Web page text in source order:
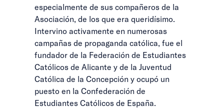
especialmente de sus compañeros de la
Asociación, de los que era queridísimo.
Intervino activamente en numerosas
campañas de propaganda católica, fue el
fundador de la Federación de Estudiantes
Católicos de Alicante y de la Juventud
Católica de la Concepción y ocupó un
puesto en la Confederación de
Estudiantes Católicos de España.